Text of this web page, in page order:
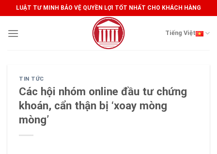
to
content
LUẬT TƯ MINH BẢO VỆ QUYỀN LỢI TỐT NHẤT CHO KHÁCH HÀNG
Tiếng Việt
TIN TỨC
Các hội nhóm online đầu tư chứng
khoán, cẩn thận bị ‘xoay mòng
mòng’